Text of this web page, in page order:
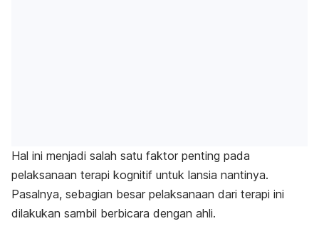
Hal ini menjadi salah satu faktor penting pada
pelaksanaan terapi kognitif untuk lansia nantinya.
Pasalnya, sebagian besar pelaksanaan dari terapi ini
dilakukan sambil berbicara dengan ahli.